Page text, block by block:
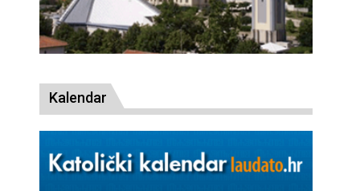
Kalendar